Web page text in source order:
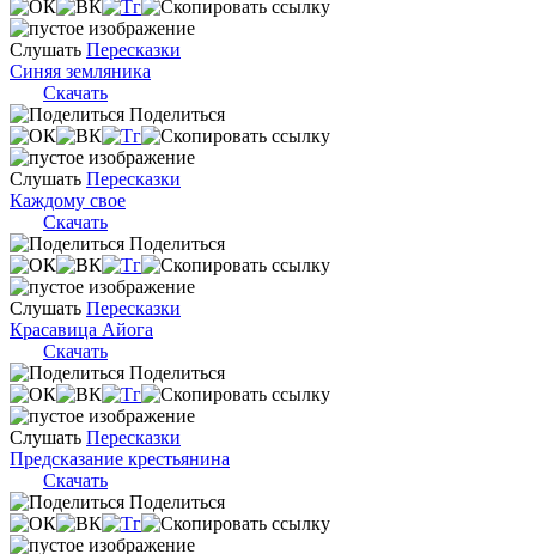
Слушать Пересказки
Синяя земляника
Скачать
Поделиться
Слушать Пересказки
Каждому свое
Скачать
Поделиться
Слушать Пересказки
Красавица Айога
Скачать
Поделиться
Слушать Пересказки
Предсказание крестьянина
Скачать
Поделиться